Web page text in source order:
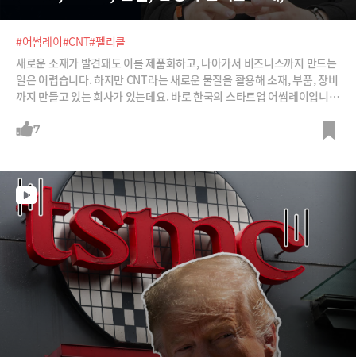
#어썸레이#CNT#펠리클
새로운 소재가 발견돼도 이를 제품화하고, 나아가서 비즈니스까지 만드는
일은 어렵습니다. 하지만 CNT라는 새로운 물질을 활용해 소재, 부품, 장비
까지 만들고 있는 회사가 있는데요. 바로 한국의 스타트업 어썸레이입니
정화장치를 만들었습니다. 이제는 파운드리 기업들이 눈독을 들이는 반도
7